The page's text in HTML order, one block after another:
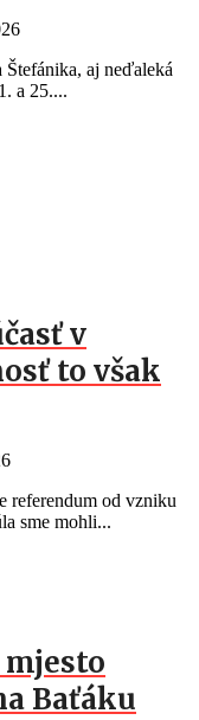
aj neďaleká
a 25....
v
to však
referendum od vzniku
sme mohli...
mjesto
Baťáku